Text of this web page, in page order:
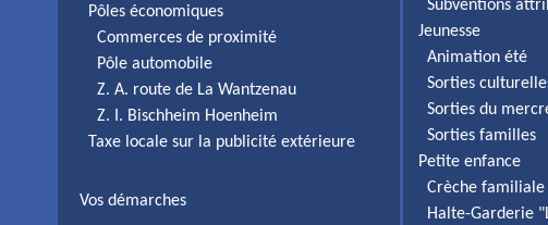
Pôles économiques
Commerces de proximité
Pôle automobile
Z. A. route de La Wantzenau
Z. I. Bischheim Hoenheim
Taxe locale sur la publicité extérieure
Vos démarches
Subventions
Jeunesse
Animation été
Sorties
Sorties du
Sorties familles
Petite enfance
Crèche familiale
Halte-Garderie